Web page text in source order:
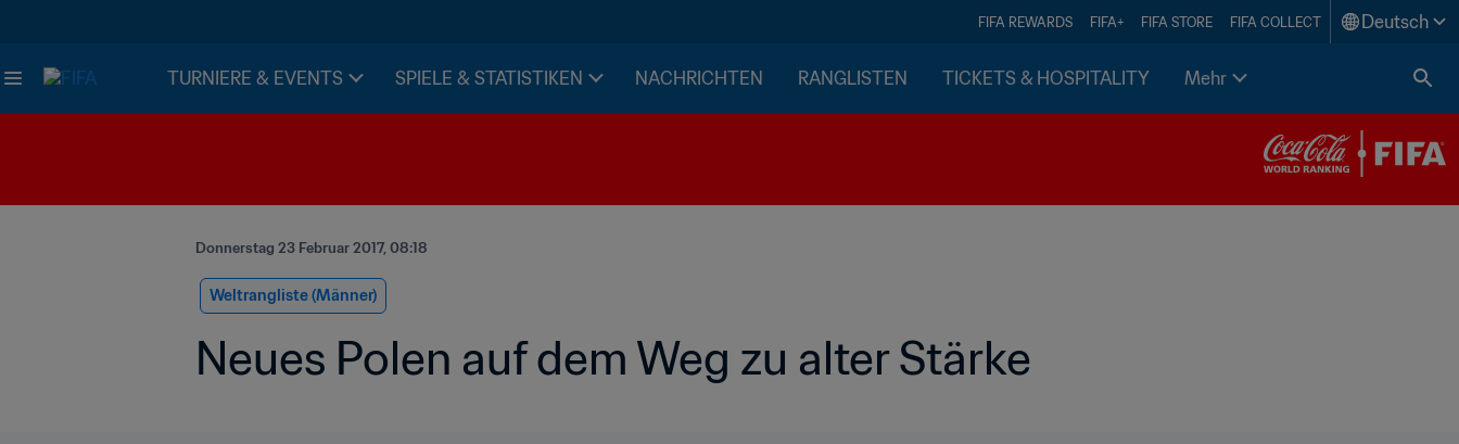
FIFA REWARDS FIFA+ FIFA STORE FIFA COLLECT Deutsch
TURNIERE & EVENTS SPIELE & STATISTIKEN NACHRICHTEN RANGLISTEN TICKETS & HOSPITALITY Mehr
Donnerstag 23 Februar 2017, 08:18
Weltrangliste (Männer)
Neues Polen auf dem Weg zu alter Stärke